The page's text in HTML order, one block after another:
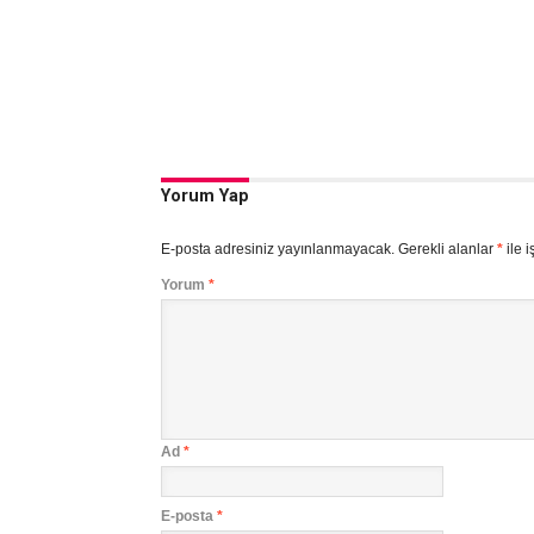
Yorum Yap
E-posta adresiniz yayınlanmayacak. Gerekli alanlar *ile
Yorum *
Ad *
E-posta *